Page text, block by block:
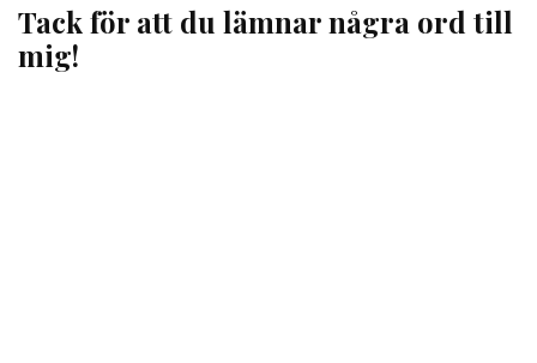
Tack för att du lämnar några ord till
mig!